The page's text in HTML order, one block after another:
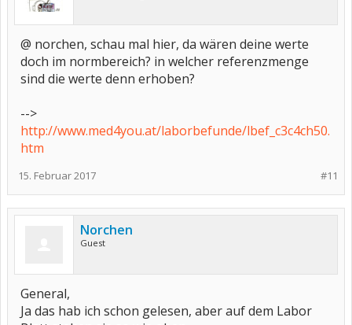
@ norchen, schau mal hier, da wären deine werte
doch im normbereich? in welcher referenzmenge
sind die werte denn erhoben?
-->
http://www.med4you.at/laborbefunde/lbef_c3c4ch50.
htm
#11
15. Februar 2017
Norchen
Guest
General,
Ja das hab ich schon gelesen, aber auf dem Labor